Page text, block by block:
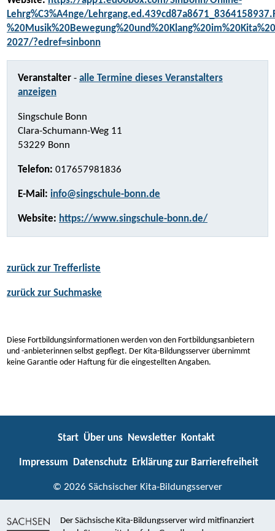
Lehrg%C3%A4nge/
2027/?edref=sinbonn
Veranstalter - alle Termine dieses Veranstalters
anzeigen
Singschule Bonn
Clara-Schumann-Weg 11
53229 Bonn
Telefon: 017657981836
E-Mail: info@singschule-bonn.de
Website: https://www.singschule-bonn.de/
zurück zur Trefferliste
zurück zur Suchmaske
Diese Fortbildungsinformationen werden von den Fortbildungsanbietern
und -anbieterinnen selbst gepflegt. Der Kita-Bildungsserver übernimmt
keine Garantie oder Haftung für die eingestellten Angaben.
Start Über uns Newsletter Kontakt
Impressum Datenschutz Erklärung zur Barrierefreiheit
© 2026 Sächsischer Kita-Bildungsserver
Der Sächsische Kita-Bildungsserver wird mitfinanziert